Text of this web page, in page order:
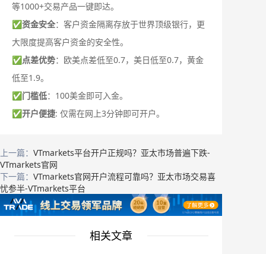
等1000+交易产品一键即达。
✅资金安全：客户资金隔离存放于世界顶级银行，更
大限度提高客户资金的安全性。
✅点差优势：欧美点差低至0.7，美日低至0.7，黄金
低至1.9。
✅门槛低：100美金即可入金。
✅开户便捷: 仅需在网上3分钟即可开户。
上一篇： VTmarkets平台开户正规吗？亚太市场普遍下跌-
VTmarkets官网
下一篇： VTmarkets官网开户流程可靠吗？亚太市场交易喜
忧参半-VTmarkets平台
相关文章